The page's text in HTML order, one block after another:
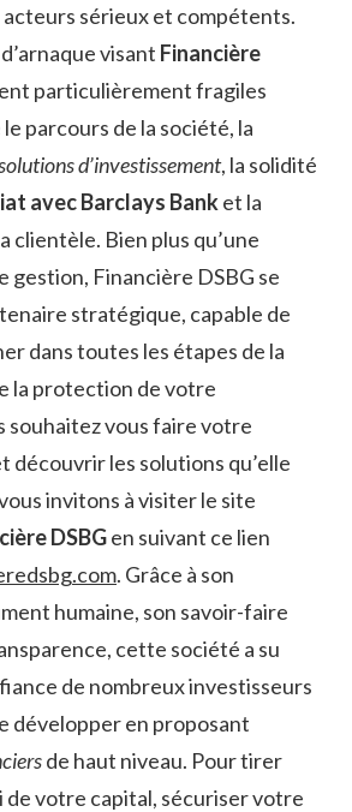
acteurs sérieux et compétents.
visant Financière
particulièrement fragiles
parcours de la société, la
d’investissement, la solidité
avec Barclays Banket la
clientèle. Bien plus qu’une
gestion, Financière DSBG se
stratégique, capable de
dans toutes les étapes de la
la protection de votre
souhaitez vous faire votre
découvrir les solutions qu’elle
invitons à visiter le site
DSBGen suivant ce lien
. Grâce à son
humaine, son savoir-faire
cette société a su
de nombreux investisseurs
développer en proposant
de haut niveau. Pour tirer
votre capital, sécuriser votre